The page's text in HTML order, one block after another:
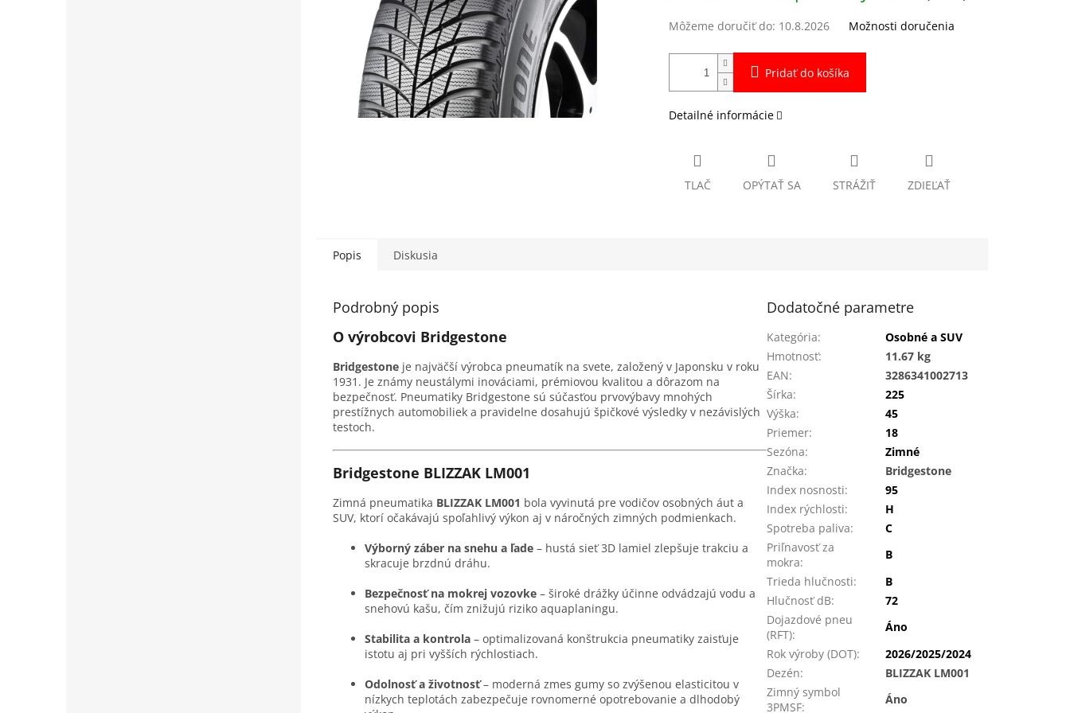
Môžeme doručiť do: 10.8.2026 Možnosti doručenia
Pridať do košíka
Detailné informácie
TLAČ OPÝTAŤ SA STRÁŽIŤ ZDIEĽAŤ
Popis Diskusia
Podrobný popis
O výrobcovi Bridgestone
Bridgestone je najväčší výrobca pneumatík na svete, založený v Japonsku v roku
1931. Je známy neustálymi inováciami, prémiovou kvalitou a dôrazom na
bezpečnosť. Pneumatiky Bridgestone sú súčasťou prvovýbavy mnohých
prestížnych automobiliek a pravidelne dosahujú špičkové výsledky v nezávislých
testoch.
Bridgestone BLIZZAK LM001
Zimná pneumatika BLIZZAK LM001 bola vyvinutá pre vodičov osobných áut a
SUV, ktorí očakávajú spoľahlivý výkon aj v náročných zimných podmienkach.
Výborný záber na snehu a ľade – hustá sieť 3D lamiel zlepšuje trakciu a
skracuje brzdnú dráhu.
Bezpečnosť na mokrej vozovke – široké drážky účinne odvádzajú vodu a
snehovú kašu, čím znižujú riziko aquaplaningu.
Stabilita a kontrola – optimalizovaná konštrukcia pneumatiky zaisťuje
istotu aj pri vyšších rýchlostiach.
Odolnosť a životnosť– moderná zmes gumy so zvýšenou elasticitou v
nízkych teplotách zabezpečuje rovnomerné opotrebovanie a dlhodobý
Dodatočné parametre
Kategória:
Osobné a SUV
Hmotnosť:
11.67 kg
EAN:
3286341002713
Šírka:
225
Výška:
45
Priemer:
18
Sezóna:
Zimné
Značka:
Bridgestone
Index nosnosti:
95
Index rýchlosti:
H
Spotreba paliva:
C
Priľnavosť za
mokra:
B
Trieda hlučnosti:
B
Hlučnosť dB:
72
Dojazdové pneu
(RFT):
Áno
Rok výroby (DOT):
2026/2025/2024
Dezén:
BLIZZAK LM001
Zimný symbol
3PMSF:
Áno